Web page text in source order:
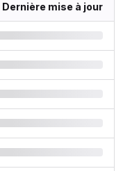
Dernière mise à jour